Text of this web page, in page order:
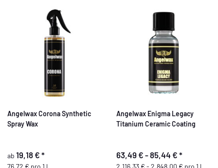
Angelwax Corona Synthetic
Spray Wax
ab 19,18 € *
76,72 € pro 1 l
Angelwax Enigma Legacy
Titanium Ceramic Coating
63,49 € -85,44 € *
2.116,33 € - 2.848,00 € pro 1 l